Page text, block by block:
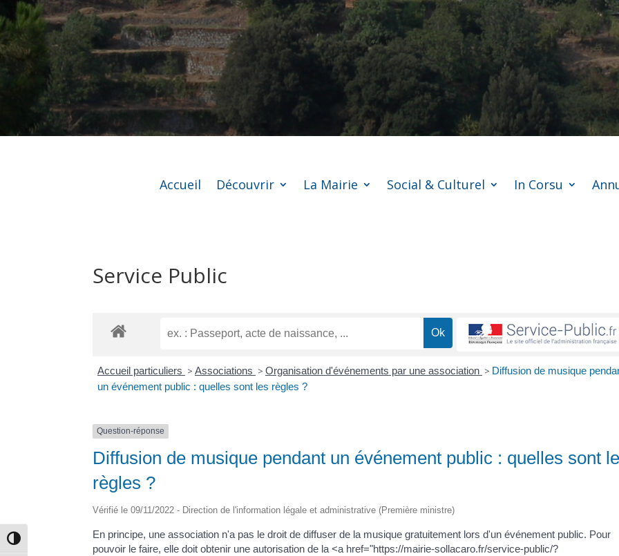
Passer en contraste élevé
Accueil Découvrir La Mairie Social & Culturel In Corsu
Service Public
Accueil particuliers > Associations > Organisation d'événements par une association > Diffusion de musique
un événement public : quelles sont les règles ?
Question-réponse
Diffusion de musique pendant un événement public : quelles sont
règles ?
Vérifié le 09/11/2022 - Direction de l'information légale et administrative (Première ministre)
En principe, une association n'a pas le droit de diffuser de la musique gratuitement lors d'un événement public. Pour
pouvoir le faire, elle doit obtenir une autorisation de la <a href="https://mairie-sollacaro.fr/service-public/?